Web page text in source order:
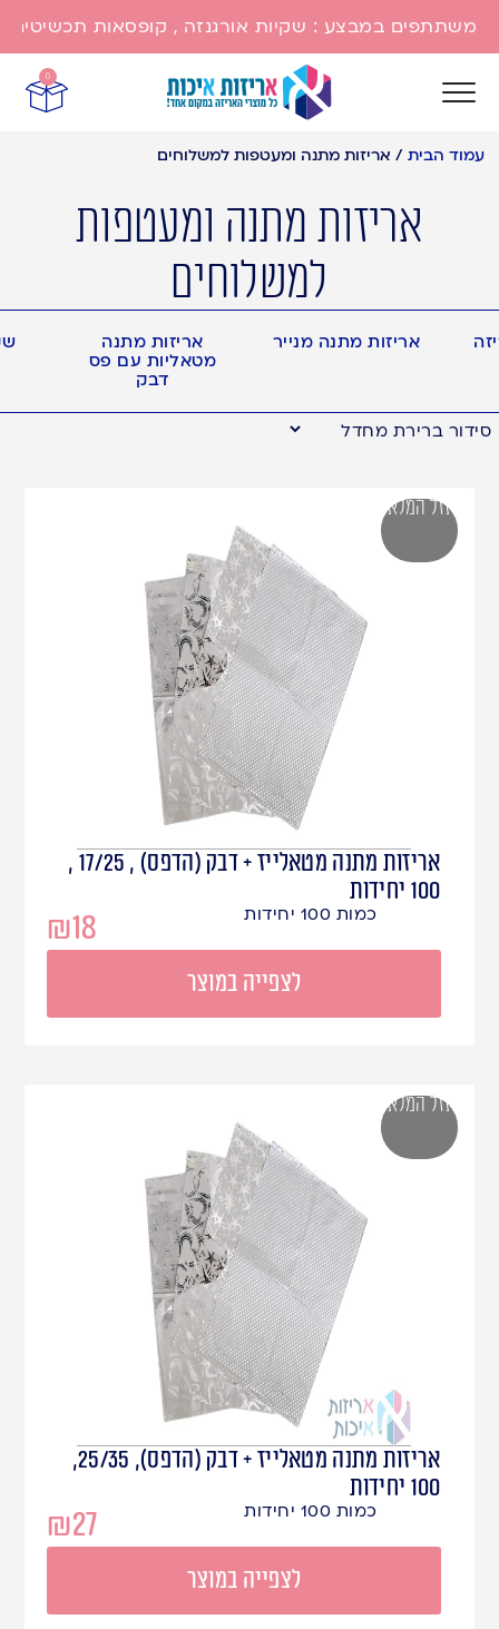
משתתפים במבצע : שקיות אורגנזה , קופסאות תכשיטים ,
0
עמוד הבית / אריזות מתנה ומעטפות למשלוחים
אריזות מתנה ומעטפות
למשלוחים
אריזות מתנה
מטאליות עם פס
דבק
אריזות מתנה מנייר
אריזות מתנה מטאלייז + דבק (הדפס) , 17/25 ,
100 יחידות
₪18 כמות 100 יחידות
לצפייה במוצר
אזל המלאי
אריזות מתנה מטאלייז + דבק (הדפס), 25/35,
100 יחידות
₪27 כמות 100 יחידות
לצפייה במוצר
אזל המלאי